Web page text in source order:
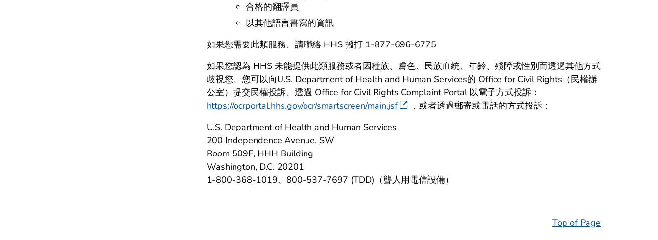
合格的翻譯員
以其他語言書寫的資訊
如果您需要此類服務、請聯絡 HHS 撥打 1-877-696-6775
如果您認為 HHS 未能提供此類服務或者因種族、膚色、民族血統、年齡、殘障或性別而透過其他方式
歧視您、您可以向U.S. Department of Health and Human Services的 Office for Civil Rights（民權辦
公室）提交民權投訴、透過 Office for Civil Rights Complaint Portal 以電子方式投訴：
https://ocrportal.hhs.gov/ocr/smartscreen/main.jsf
，或者透過郵寄或電話的方式投訴：
U.S. Department of Health and Human Services
200 Independence Avenue, SW
Room 509F, HHH Building
Washington, D.C. 20201
1-800-368-1019、800-537-7697 (TDD)（聾人用電信設備）
Top of Page